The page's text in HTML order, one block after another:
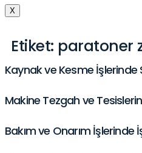
X
Etiket: paratoner
Kaynak ve Kesme İşlerinde
Makine Tezgah ve
Bakım ve Onarım İşlerinde